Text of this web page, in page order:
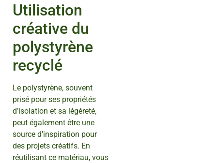
Utilisation
créative du
polystyrène
recyclé
Le polystyrène, souvent
prisé pour ses propriétés
d’isolation et sa légèreté,
peut également être une
source d’inspiration pour
des projets créatifs. En
réutilisant ce matériau, vous